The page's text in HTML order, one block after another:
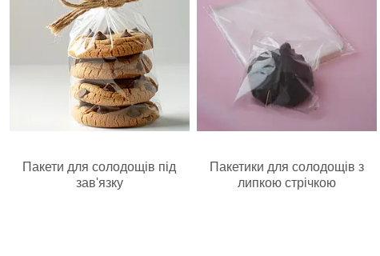
Пакети для солодощів під
зав'язку
Пакетики для солодощів з
липкою стрічкою